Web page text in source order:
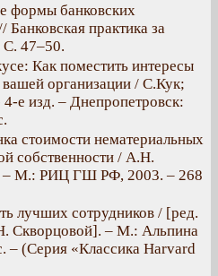
формы банковских
практика за
47–50.
Как поместить интересы
организации / С.Кук;
е изд. – Днепропетровск:
стоимости нематериальных
собственности / А.Н.
– М.: РИЦ ГШ РФ, 2003. – 268
лучших сотрудников / [ред.
Скворцовой]. – М.: Альпина
– (Серия «Классика Harvard